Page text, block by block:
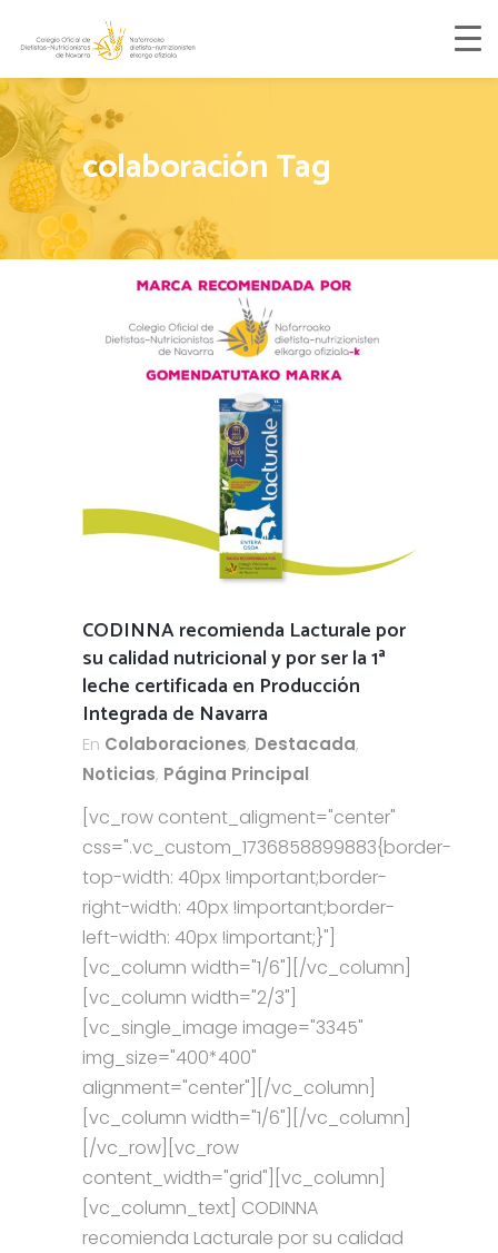
colaboración Tag
CODINNA recomienda Lacturale por
su calidad nutricional y por ser la 1ª
leche certificada en Producción
Integrada de Navarra
En Colaboraciones, Destacada,
Noticias, Página Principal
[vc_row content_aligment="center"
css=".vc_custom_1736858899883{border-
top-width: 40px !important;border-
right-width: 40px !important;border-
left-width: 40px !important;}"]
[vc_column width="1/6"][/vc_column]
[vc_column width="2/3"]
[vc_single_image image="3345"
img_size="400*400"
alignment="center"][/vc_column]
[vc_column width="1/6"][/vc_column]
[/vc_row][vc_row
content_width="grid"][vc_column]
[vc_column_text] CODINNA
recomienda Lacturale por su calidad